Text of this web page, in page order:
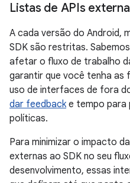
Listas de APIs
A cada versão do Android,
SDK são restritas.
afetar o fluxo de trabalho
garantir que você tenha
uso de interfaces de fora
dar feedbacke tempo para
políticas.
Para minimizar o impacto
externas ao SDK no seu
desenvolvimento, essas